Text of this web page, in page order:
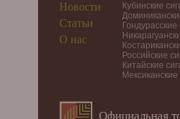
Новости
Статьи
О нас
Кубинские
Гондурасские
Российские
Китайские
Официальная